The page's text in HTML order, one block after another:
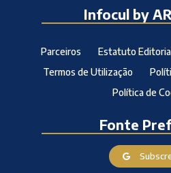
Infocul by
Parceiros Estatuto
Termos de Utilização
Política de
Fonte